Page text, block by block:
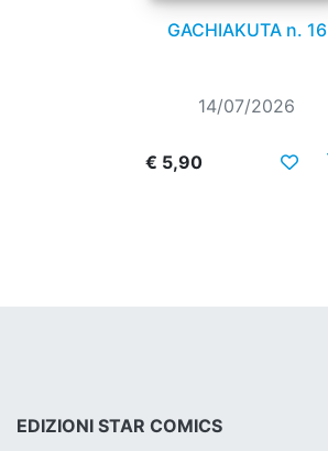
GACHIAKUTA n. 16
14/07/2026
€ 5,90
EDIZIONI STAR COMICS